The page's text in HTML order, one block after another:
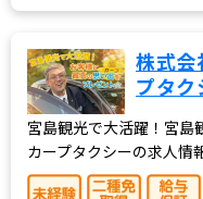
株式会
プタク
宮島観光で大活躍！宮島
カープタクシーの求人情